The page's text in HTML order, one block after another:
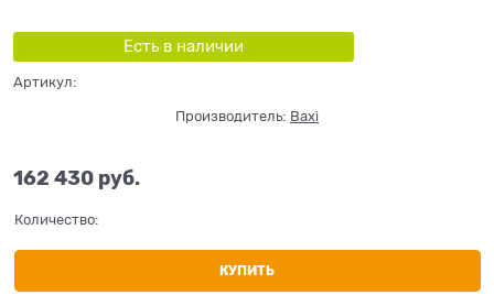
Есть в наличии
Артикул:
Производитель: Baxi
162 430 руб.
Количество:
КУПИТЬ